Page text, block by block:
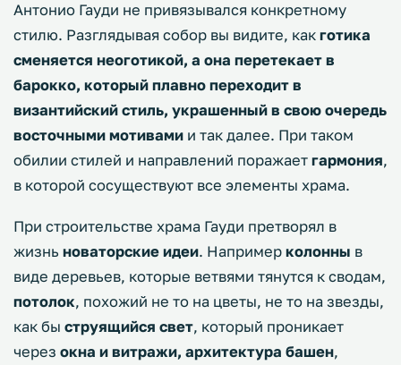
Антонио Гауди не привязывался конкретному
стилю. Разглядывая собор вы видите, как готика
сменяется неоготикой, а она перетекает в
барокко, который плавно переходит в
византийский стиль, украшенный в свою очередь
восточными мотивами и так далее. При таком
обилии стилей и направлений поражает гармония,
в которой сосуществуют все элементы храма.
При строительстве храма Гауди претворял в
жизнь новаторские идеи. Например колонны в
виде деревьев, которые ветвями тянутся к сводам,
потолок, похожий не то на цветы, не то на звезды,
как бы струящийся свет, который проникает
через окна и витражи, архитектура башен,